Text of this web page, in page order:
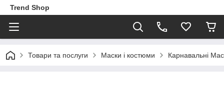
Trend Shop
Товари та послуги Маски і костюми Карнавальні